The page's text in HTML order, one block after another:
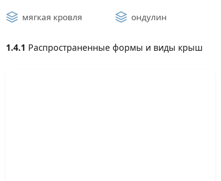
мягкая кровля ондулин
1.4.1 Распространенные формы и виды крыш